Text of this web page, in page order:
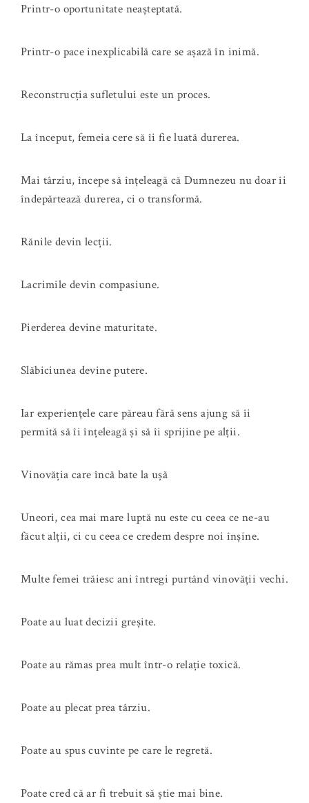
Printr-o oportunitate neașteptată.
Printr-o pace inexplicabilă care se așază în inimă.
Reconstrucția sufletului este un proces.
La început, femeia cere să îi fie luată durerea.
Mai târziu, începe să înțeleagă că Dumnezeu nu doar îi
îndepărtează durerea, ci o transformă.
Rănile devin lecții.
Lacrimile devin compasiune.
Pierderea devine maturitate.
Slăbiciunea devine putere.
Iar experiențele care păreau fără sens ajung să îi
permită să îi înțeleagă și să îi sprijine pe alții.
Vinovăția care încă bate la ușă
Uneori, cea mai mare luptă nu este cu ceea ce ne-au
făcut alții, ci cu ceea ce credem despre noi înșine.
Multe femei trăiesc ani întregi purtând vinovății vechi.
Poate au luat decizii greșite.
Poate au rămas prea mult într-o relație toxică.
Poate au plecat prea târziu.
Poate au spus cuvinte pe care le regretă.
Poate cred că ar fi trebuit să știe mai bine.